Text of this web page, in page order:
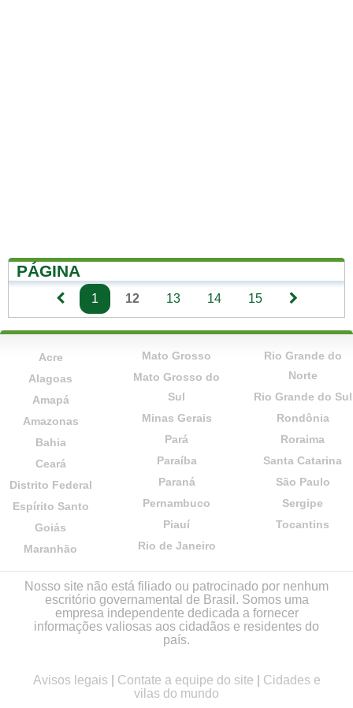
PÁGINA
1 12 13 14 15
Acre
Alagoas
Amapá
Amazonas
Bahia
Ceará
Distrito Federal
Espírito Santo
Goiás
Maranhão
Mato Grosso
Mato Grosso do
Sul
Minas Gerais
Pará
Paraíba
Paraná
Pernambuco
Piauí
Rio de Janeiro
Rio Grande do
Norte
Rio Grande do Sul
Rondônia
Roraima
Santa Catarina
São Paulo
Sergipe
Tocantins
Nosso site não está filiado ou patrocinado por nenhum
escritório governamental de Brasil. Somos uma
empresa independente dedicada a fornecer
informações valiosas aos cidadãos e residentes do
país.
Avisos legais Contate a equipe do site
Cidades e
vilas do mundo